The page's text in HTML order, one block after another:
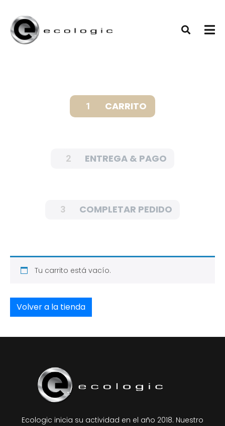
1 CARRITO
2 ENTREGA & PAGO
3 COMPLETAR PEDIDO
Tu carrito está vacío.
Volver a la tienda
Ecologic inicia su actividad en el año 2018. Nuestro